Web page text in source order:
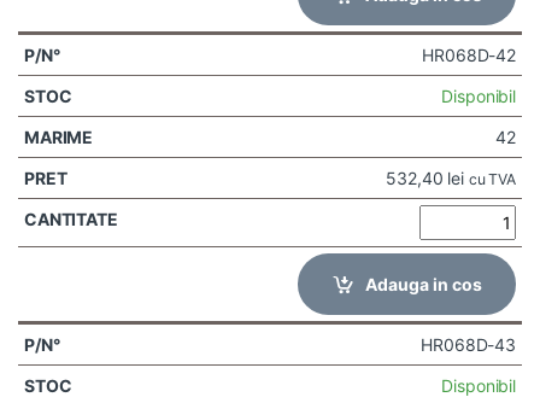
HR068D-42
Disponibil
42
532,40 lei cu TVA
Adauga in cos
HR068D-43
Disponibil